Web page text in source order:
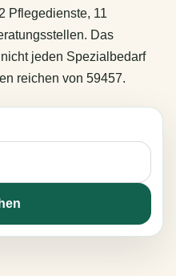
Pflegedienste, 11
Das
jeden Spezialbedarf
reichen von 59457.